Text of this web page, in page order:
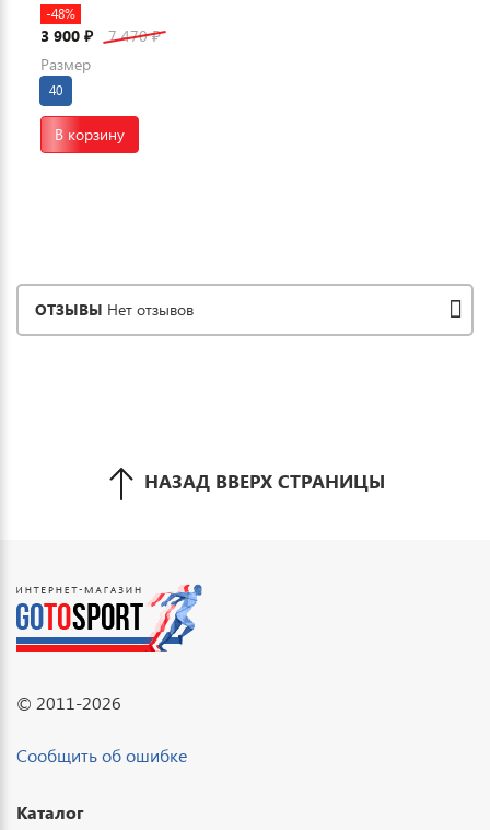
-48%
3 900 ₽ 7 470₽
Размер
40
В корзину
ОТЗЫВЫ Нет отзывов
НАЗАД ВВЕРХ СТРАНИЦЫ
© 2011-2026
Сообщить об ошибке
Каталог